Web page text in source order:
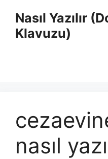
Nasıl Yazılır
Klavuzu)
nasıl